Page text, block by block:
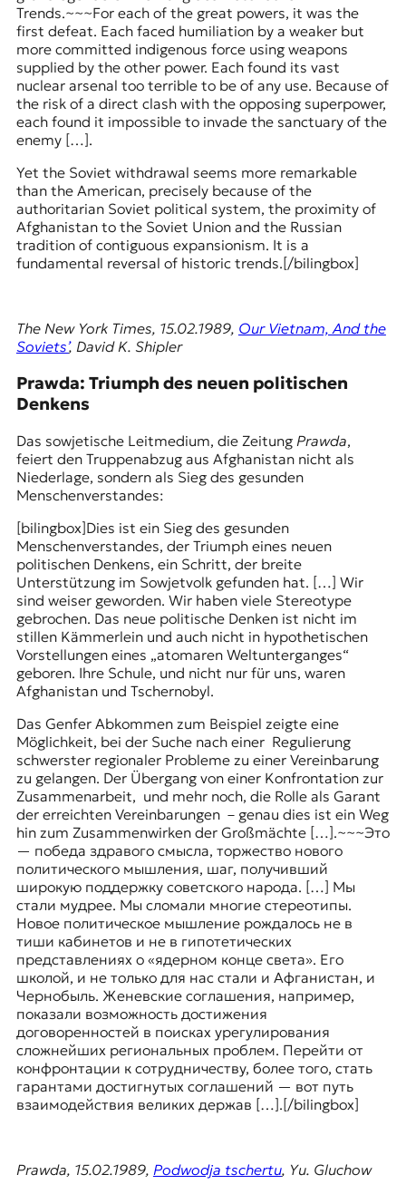
Trends.~~~For each of the great powers, it was the
first defeat. Each faced humiliation by a weaker but
more committed indigenous force using weapons
supplied by the other power. Each found its vast
nuclear arsenal too terrible to be of any use. Because of
the risk of a direct clash with the opposing superpower,
each found it impossible to invade the sanctuary of the
enemy […].
Yet the Soviet withdrawal seems more remarkable
than the American, precisely because of the
authoritarian Soviet political system, the proximity of
Afghanistan to the Soviet Union and the Russian
tradition of contiguous expansionism. It is a
fundamental reversal of historic trends.[/bilingbox]
The New York Times, 15.02.1989, Our Vietnam, And the
Soviets’, David K. Shipler
Prawda: Triumph des neuen politischen
Denkens
Das sowjetische Leitmedium, die Zeitung Prawda,
feiert den Truppenabzug aus Afghanistan nicht als
Niederlage, sondern als Sieg des gesunden
Menschenverstandes:
[bilingbox]Dies ist ein Sieg des gesunden
Menschenverstandes, der Triumph eines neuen
politischen Denkens, ein Schritt, der breite
Unterstützung im Sowjetvolk gefunden hat. […] Wir
sind weiser geworden. Wir haben viele Stereotype
gebrochen. Das neue politische Denken ist nicht im
stillen Kämmerlein und auch nicht in hypothetischen
Vorstellungen eines „atomaren Weltunterganges“
geboren. Ihre Schule, und nicht nur für uns, waren
Afghanistan und Tschernobyl.
Das Genfer Abkommenzum Beispiel zeigte eine
Möglichkeit, bei der Suche nach einer Regulierung
schwerster regionaler Probleme zu einer Vereinbarung
zu gelangen. Der Übergang von einer Konfrontation zur
Zusammenarbeit, und mehr noch, die Rolle als Garant
der erreichten Vereinbarungen – genau dies ist ein Weg
hin zum Zusammenwirken der Großmächte […].~~~Это
— победа здравого смысла, торжество нового
политического мышления, шаг, получивший
широкую поддержку советского народа. […] Мы
стали мудрее. Мы сломали многие стереотипы.
Новое политическое мышление рождалось не в
тиши кабинетов и не в гипотетических
представлениях о «ядерном конце света». Его
школой, и не только для нас стали и Афганистан, и
Чернобыль. Женевские соглашения, например,
показали возможность достижения
договоренностей в поисках урегулирования
сложнейших региональных проблем. Перейти от
конфронтации к сотрудничеству, более того, стать
гарантами достигнутых соглашений — вот путь
взаимодействия великих держав […].[/bilingbox]
Prawda, 15.02.1989, Podwodja tschertu, Yu. Gluchow